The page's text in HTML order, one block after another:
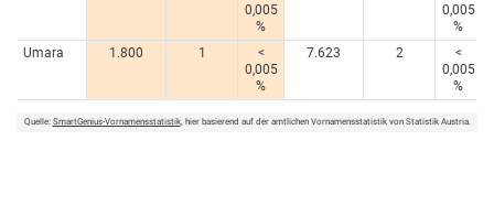
0,005
%
0,005
%
Umara
1.800 1
<
0,005
%
7.623 2
<
0,005
%
Quelle: SmartGenius-Vornamensstatistik, hier basierend auf der amtlichen Vornamensstatistik von Statistik Austria.